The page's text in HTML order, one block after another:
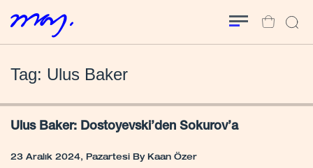
Tag: Ulus Baker
Ulus Baker: Dostoyevski’den Sokurov’a
23 Aralık 2024, Pazartesi By Kaan Özer